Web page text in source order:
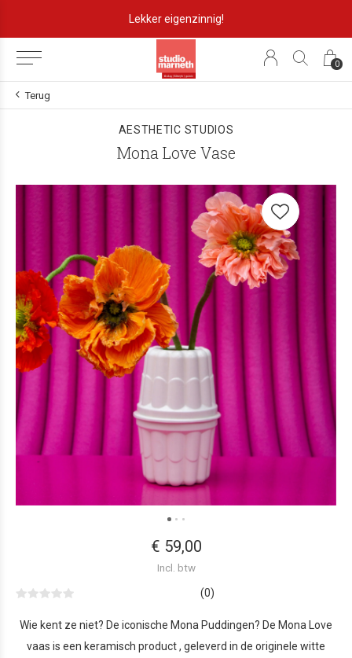
0
Lekker eigenzinnig!
Terug
AESTHETIC STUDIOS
Mona Love Vase
€ 59,00
Incl. btw
(0)
Wie kent ze niet? De iconische Mona Puddingen? De Mona Love
vaas is een keramisch product , geleverd in de originele witte